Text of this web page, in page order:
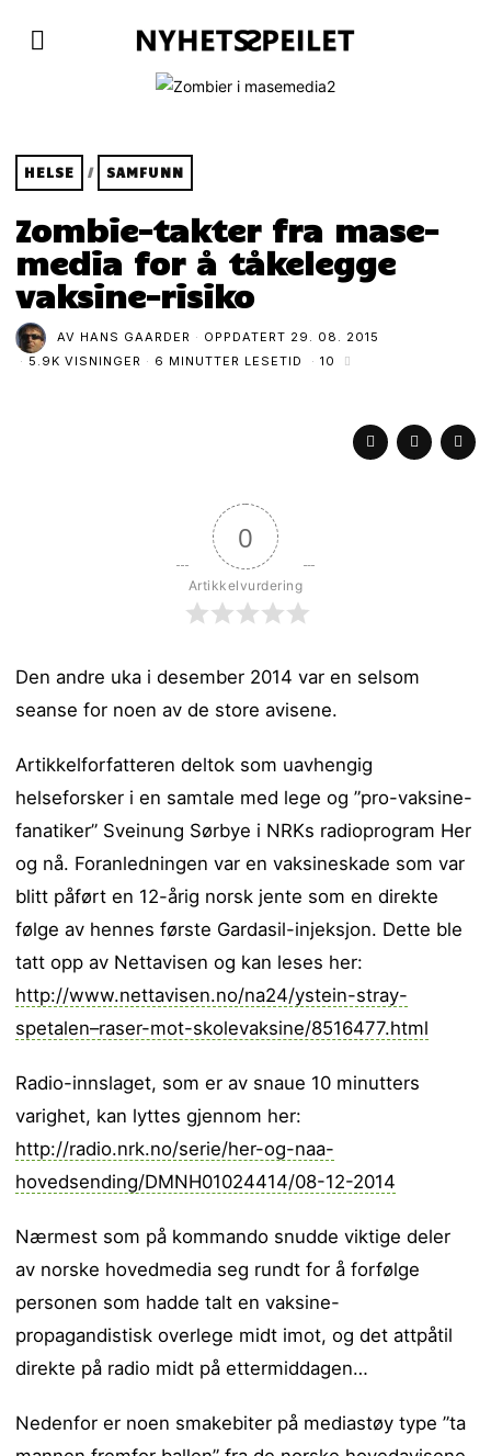
HELSE / SAMFUNN
Zombie-takter fra mase-
media for å tåkelegge
vaksine-risiko
AV HANS GAARDER OPPDATERT 29. 08. 2015
5.9K VISNINGER
6 MINUTTER LESETID 10
0
Artikkelvurdering
Den andre uka i desember 2014 var en selsom
seanse for noen av de store avisene.
Artikkelforfatteren deltok som uavhengig
helseforsker i en samtale med lege og ”pro-vaksine-
fanatiker” Sveinung Sørbye i NRKs radioprogram Her
og nå. Foranledningen var en vaksineskade som var
blitt påført en 12-årig norsk jente som en direkte
følge av hennes første Gardasil-injeksjon. Dette ble
tatt opp av Nettavisen og kan leses her:
http://www.nettavisen.no/na24/ystein-stray-
spetalen–raser-mot-skolevaksine/8516477.html
Radio-innslaget, som er av snaue 10 minutters
varighet, kan lyttes gjennom her:
http://radio.nrk.no/serie/her-og-naa-
hovedsending/DMNH01024414/08-12-2014
Nærmest som på kommando snudde viktige deler
av norske hovedmedia seg rundt for å forfølge
personen som hadde talt en vaksine-
propagandistisk overlege midt imot, og det attpåtil
direkte på radio midt på ettermiddagen…
Nedenfor er noen smakebiter på mediastøy type ”ta